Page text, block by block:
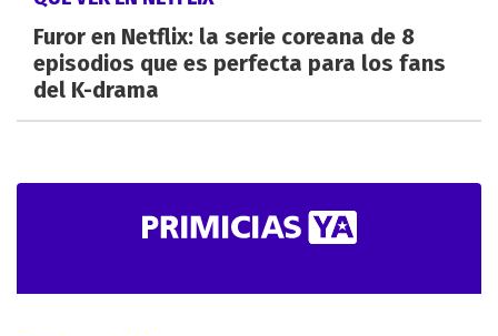
Furor en Netflix: la serie coreana de 8
episodios que es perfecta para los fans
del K-drama